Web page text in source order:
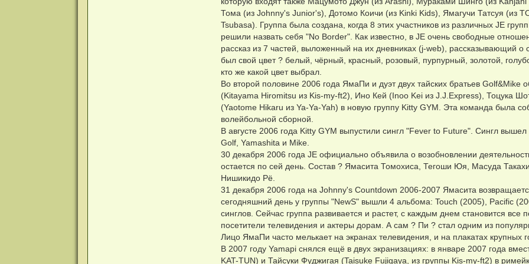
Тома (из Johnny's Junior's), Дотомо Коичи (из Kinki Kids), Ямагучи Татсуя (из
Tsubasa). Группа была создана, когда 8 этих участников из различных JE
решили назвать себя "No Border". Как известно, в JE очень свободные
рассказ из 7 частей, выложенный на их дневниках (j-web), рассказывающий о
был свой цвет ? белый, чёрный, красный, розовый, пурпурный, золотой,
кто же какой цвет выбрал.
Во второй половине 2006 года ЯмаПи и дуэт двух тайских братьев
(Kitayama Hiromitsu из Kis-my-ft2), Ино Кей (Inoo Kei из J.J.Express), Тоцука
(Yaotome Hikaru из Ya-Ya-Yah) в новую группу Kitty GYM. Эта команда была
волейбольной сборной.
В августе 2006 года Kitty GYM выпустили сингл "Fever to Future". Сингл
Golf, Yamashita и Mike.
30 декабря 2006 года JE официально объявила о возобновлении
остается по сей день. Состав ? Ямасита Томохиса, Тегоши Юя, Масуда
Нишикидо Рё.
31 декабря 2006 года на Johnny's Countdown 2006-2007 Ямасита
сегодняшний день у группы "NewS" вышли 4 альбома: Touch (2005), Pacific
синглов. Сейчас группа развивается и растет, с каждым днем становится все
посетители телевидения и актеры дорам. А сам ? Пи ? стал одним из
Лицо ЯмаПи часто мелькает на экранах телевидения, и на плакатах крупных
В 2007 году Yamapi снялся ещё в двух экранизациях: в январе 2007 года
KAT-TUN) и Тайсуки Фуджигая (Taisuke Fujigaya, из группы Kis-my-ft2) в